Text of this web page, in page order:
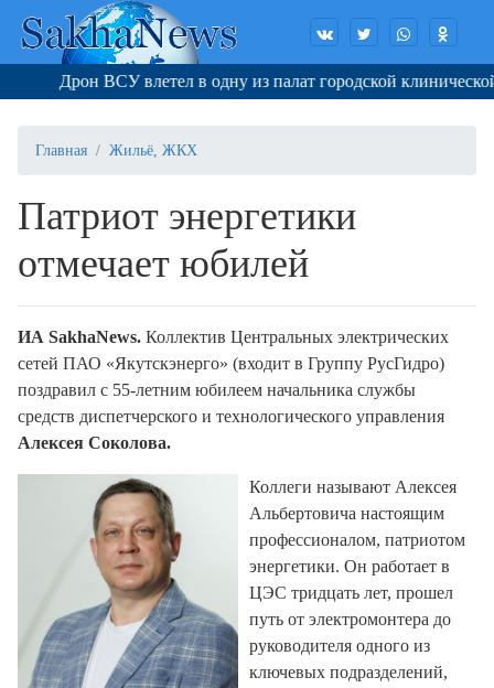
Дрон ВСУ влетел в одну из палат городской клинической
Главная Жильё, ЖКХ
Патриот энергетики
отмечает юбилей
ИА SakhaNews. Коллектив Центральных электрических
сетей ПАО «Якутскэнерго» (входит в Группу РусГидро)
поздравил с 55-летним юбилеем начальника службы
средств диспетчерского и технологического управления
Алексея Соколова.
Коллеги называют Алексея
Альбертовича настоящим
профессионалом, патриотом
энергетики. Он работает в
ЦЭС тридцать лет, прошел
путь от электромонтера до
руководителя одного из
ключевых подразделений,